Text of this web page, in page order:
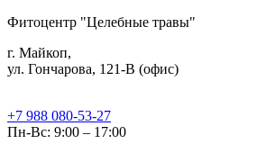
Фитоцентр "Целебные травы"
г. Майкоп,
ул. Гончарова, 121-В (офис)
+7 988 080-53-27
Пн-Вс: 9:00 – 17:00